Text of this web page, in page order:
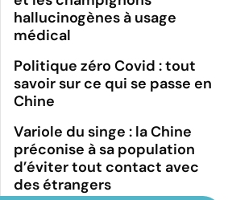
hallucinogènes à usage
médical
Politique zéro Covid : tout
savoir sur ce qui se passe en
Chine
Variole du singe : la Chine
préconise à sa population
d’éviter tout contact avec
des étrangers